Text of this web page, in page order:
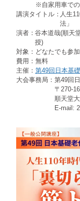
※自家用車での
講演タイトル： 人生
法」
演者：谷本道哉(順天
授)
対象： どなたでも参
費用： 無料
主催： 第49回日本基
大会事務局： 第49回
〒270-
順天堂
E-mail: